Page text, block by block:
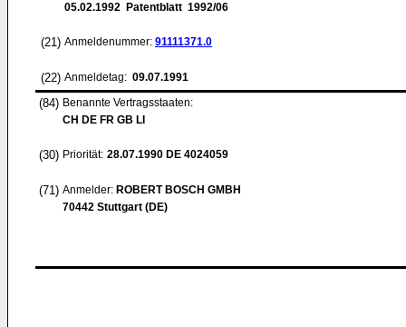
05.02.1992 Patentblatt 1992/06
(21) Anmeldenummer: 91111371.0
(22) Anmeldetag: 09.07.1991
(84) Benannte Vertragsstaaten:
CH DE FR GB LI
(30) Priorität: 28.07.1990 DE 4024059
(71) Anmelder: ROBERT BOSCH GMBH
70442 Stuttgart (DE)